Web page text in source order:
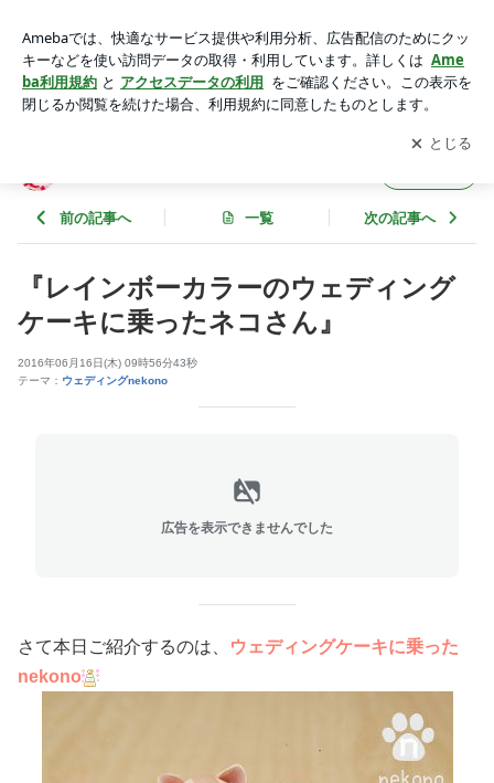
| クレイアートでつくる猫 nekonoのブログ
アプリをダウンロードして ブログの更新通知
を受け取りまし
ょう。
開く
前の記事へ 一覧 次の記事へ
『レインボーカラーのウェディング
ケーキに乗ったネコさん』
2016年06月16日(木) 09時56分43秒
テーマ： ウェディングnekono
広告を表示できませんでした
さて本日ご紹介するのは、
ウェディングケーキに乗った
nekono